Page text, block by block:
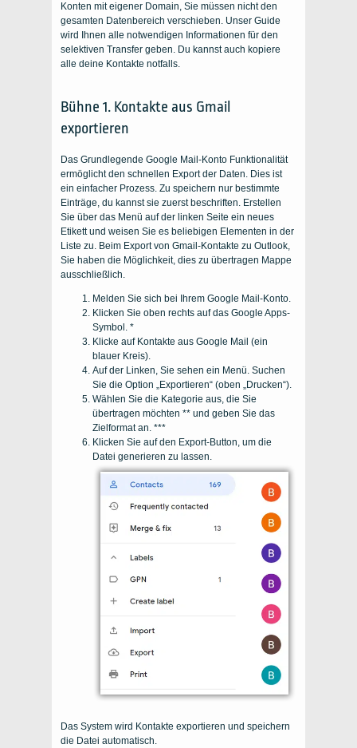
Konten mit eigener Domain, Sie müssen nicht den
gesamten Datenbereich verschieben. Unser Guide
wird Ihnen alle notwendigen Informationen für den
selektiven Transfer geben. Du kannst auch kopiere
alle deine Kontakte notfalls.
Bühne 1. Kontakte aus Gmail
exportieren
Das Grundlegende Google Mail-Konto Funktionalität
ermöglicht den schnellen Export der Daten. Dies ist
ein einfacher Prozess. Zu speichern nur bestimmte
Einträge, du kannst sie zuerst beschriften. Erstellen
Sie über das Menü auf der linken Seite ein neues
Etikett und weisen Sie es beliebigen Elementen in der
Liste zu. Beim Export von Gmail-Kontakte zu Outlook,
Sie haben die Möglichkeit, dies zu übertragen Mappe
ausschließlich.
Melden Sie sich bei Ihrem Google Mail-Konto.
Klicken Sie oben rechts auf das Google Apps-
Symbol. *
Klicke auf Kontakte aus Google Mail (ein
blauer Kreis).
Auf der Linken, Sie sehen ein Menü. Suchen
Sie die Option „Exportieren“ (oben „Drucken“).
Wählen Sie die Kategorie aus, die Sie
übertragen möchten ** und geben Sie das
Zielformat an. ***
Klicken Sie auf den Export-Button, um die
Datei generieren zu lassen.
Das System wird Kontakte exportieren und speichern
die Datei automatisch.